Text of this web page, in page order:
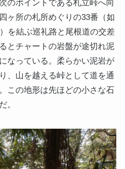
のポイントである札立峠へ向
ヶ所の札所めぐりの33番（如
を結ぶ巡礼路と尾根道の交差
とチャートの岩盤が途切れ泥
なっている。柔らかい泥岩が
、山を越える峠として道を通
この地形は先ほどの小さな石
。